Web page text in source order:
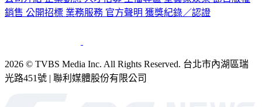
銷售 公開招標 業務服務 官方聲明 獲獎紀錄／認證
2026 © TVBS Media Inc. All Rights Reserved. 台北市內湖區瑞
光路451號 | 聯利媒體股份有限公司